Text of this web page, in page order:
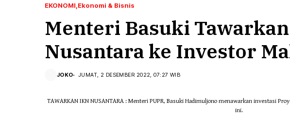
Ekonomi Rakyat Korporasi
EKONOMI Ekonomi & Bisnis
Menteri Basuki
Nusantara ke Investor
JOKO JUMAT, 2 DESEMBER 2022, 07:27 WIB
TAWARKAN IKN NUSANTARA : Menteri PUPR, Basuki Hadimuljono menawarkan investasi
ini.